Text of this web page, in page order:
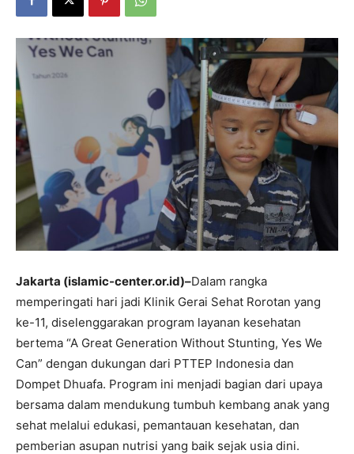
Jakarta (islamic-center.or.id)–Dalam rangka
memperingati hari jadi Klinik Gerai Sehat Rorotan yang
ke-11, diselenggarakan program layanan kesehatan
bertema “A Great Generation Without Stunting, Yes We
Can” dengan dukungan dari PTTEP Indonesia dan
Dompet Dhuafa. Program ini menjadi bagian dari upaya
bersama dalam mendukung tumbuh kembang anak yang
sehat melalui edukasi, pemantauan kesehatan, dan
pemberian asupan nutrisi yang baik sejak usia dini.